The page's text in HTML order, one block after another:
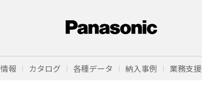
報 カタログ 各種データ 納入事例 業務支援